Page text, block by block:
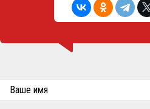
Ваше имя